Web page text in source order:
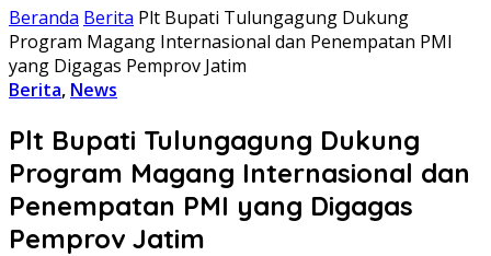
Beranda Berita Plt Bupati Tulungagung Dukung
Program Magang Internasional dan Penempatan PMI
yang Digagas Pemprov Jatim
Berita, News
Plt Bupati Tulungagung Dukung
Program Magang Internasional dan
Penempatan PMI yang Digagas
Pemprov Jatim